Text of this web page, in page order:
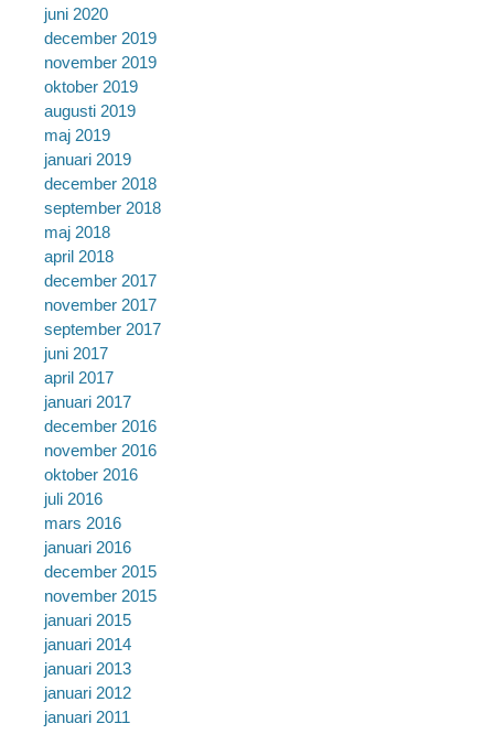
juni 2020
december 2019
november 2019
oktober 2019
augusti 2019
maj 2019
januari 2019
december 2018
september 2018
maj 2018
april 2018
december 2017
november 2017
september 2017
juni 2017
april 2017
januari 2017
december 2016
november 2016
oktober 2016
juli 2016
mars 2016
januari 2016
december 2015
november 2015
januari 2015
januari 2014
januari 2013
januari 2012
januari 2011